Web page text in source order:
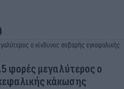
φορές μεγαλύτερος ο
κάκωσης